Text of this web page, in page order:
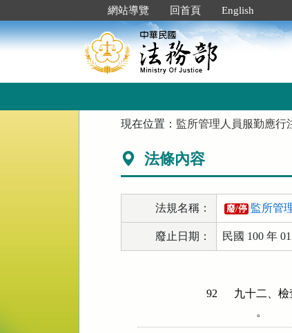
到
主
要
網站導覽 回首頁 English
現在位置： 監所管理人員服勤應行
法條內容
法規名稱： 廢/停 監所管
廢止日期： 民國 100 年
92
九十二、
        。